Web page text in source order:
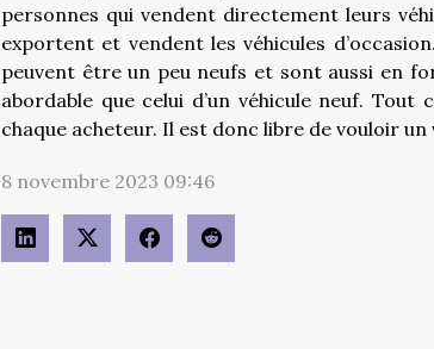
personnes qui vendent directement leurs
exportent et vendent les véhicules
peuvent être un peu neufs et sont aussi en
abordable que celui d’un véhicule neuf.
chaque acheteur. Il est donc libre de vouloir un
8 novembre 2023 09:46